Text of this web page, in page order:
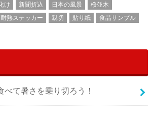
け 新聞折込 日本の風景
桜並木
耐熱ステッカー 親切 貼り紙 食品サンプル
べて暑さを乗り切ろう！